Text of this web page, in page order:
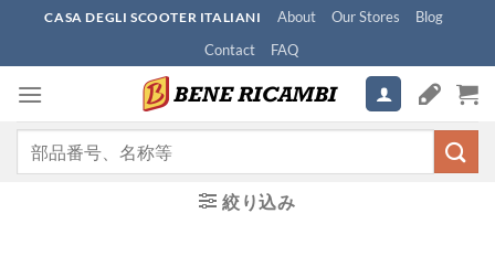
content
CASA DEGLI SCOOTER ITALIANI About Our Stores
Blog
Contact
FAQ
絞り込み